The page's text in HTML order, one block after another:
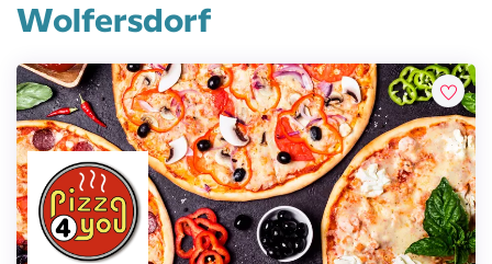
Wolfersdorf